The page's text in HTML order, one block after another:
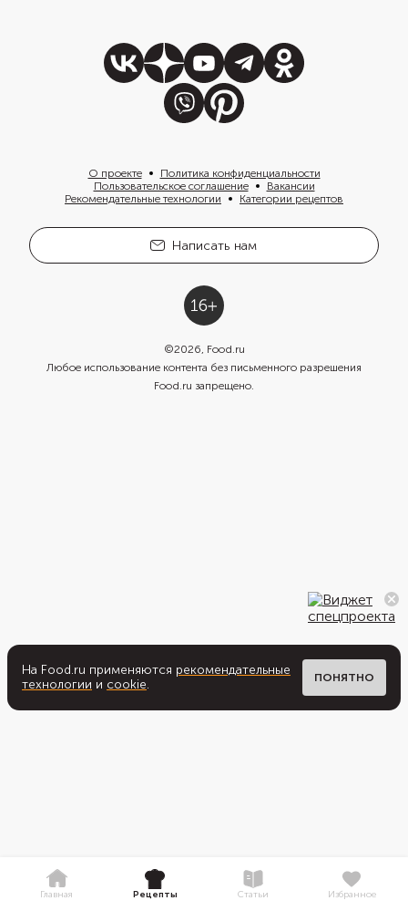
О проекте
Политика конфиденциальности
Пользовательское соглашение
Вакансии
Рекомендательные технологии
Категории рецептов
Написать нам
©2026, Food.ru
Любое использование контента без письменного разрешения
Food.ru запрещено.
На Food.ru применяются рекомендательные
технологии и cookie. ПОНЯТНО
Главная Рецепты Статьи Избранное